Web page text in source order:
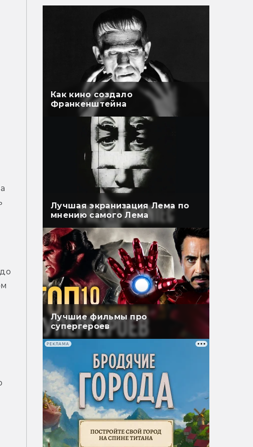
Как кино создало
Франкенштейна
Лучшая экранизация Лема по
мнению самого Лема
Лучшие фильмы про
супергероев
РЕКЛАМА